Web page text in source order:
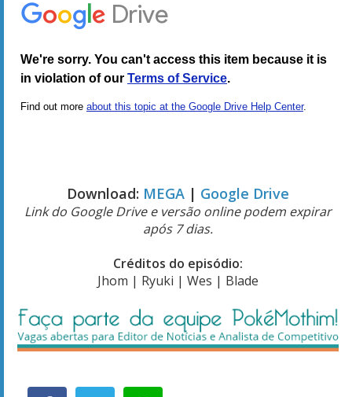
Download: MEGA | Google Drive
Link do Google Drive e versão online podem expirar
após 7 dias.
Créditos do episódio:
Jhom | Ryuki | Wes | Blade